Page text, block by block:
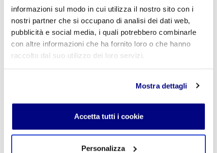
informazioni sul modo in cui utilizza il nostro sito con i
nostri partner che si occupano di analisi dei dati web,
pubblicità e social media, i quali potrebbero combinarle
con altre informazioni che ha fornito loro o che hanno
raccolto dal suo utilizzo dei loro servizi.
Mostra dettagli
Accetta tutti i cookie
Personalizza
Liceo Scientifico Milano
Contattaci per maggiori informazioni: info@istitutofreud.it
Lascia un commento
obbligatori sono contrassegnati con*